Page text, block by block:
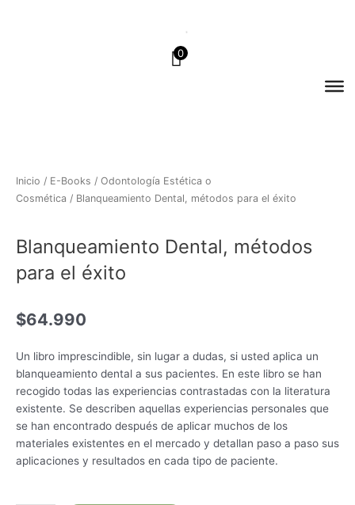
0
Inicio / E-Books / Odontología Estética o
Cosmética / Blanqueamiento Dental, métodos para el éxito
Blanqueamiento Dental, métodos
para el éxito
$64.990
Un libro imprescindible, sin lugar a dudas, si usted aplica un
blanqueamiento dental a sus pacientes. En este libro se han
recogido todas las experiencias contrastadas con la literatura
existente. Se describen aquellas experiencias personales que
se han encontrado después de aplicar muchos de los
materiales existentes en el mercado y detallan paso a paso sus
aplicaciones y resultados en cada tipo de paciente.